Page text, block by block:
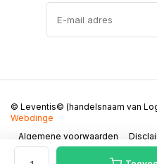
Algemene voorwaarden
© Leventis© (handelsnaam van
Webdinge